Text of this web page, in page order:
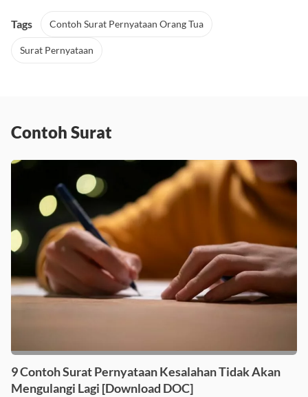
Tags Contoh Surat Pernyataan Orang Tua
Surat Pernyataan
Contoh Surat
9 Contoh Surat Pernyataan Kesalahan Tidak Akan
Mengulangi Lagi [Download DOC]